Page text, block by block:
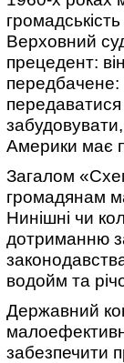
Верховний
прецедент:
передбачене:
передаватися
Америки має
Загалом
громадянам
Нинішні чи
дотриманню
водойм та
Державний
забезпечити